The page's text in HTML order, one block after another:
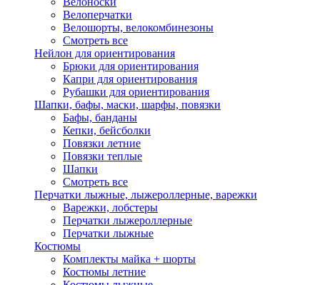
Велоперчатки
Велошорты, велокомбинезоны
Смотреть все
Нейлон для ориентирования
Брюки для ориентирования
Капри для ориентирования
Рубашки для ориентирования
Шапки, бафы, маски, шарфы, повязки
Бафы, банданы
Кепки, бейсболки
Повязки летние
Повязки теплые
Шапки
Смотреть все
Перчатки лыжные, лыжероллерные, варежки
Варежки, лобстеры
Перчатки лыжероллерные
Перчатки лыжные
Костюмы
Комплекты майка + шорты
Костюмы летние